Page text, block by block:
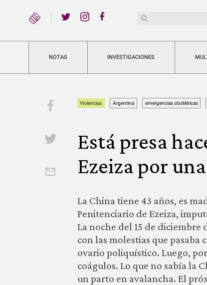
YouTubeBuscar:
NOTAS INVESTIGACIONES
Facebook
Twitter
Email
Violencias Argentina emergencias obstétricas
Está presa
Ezeiza por
La China tiene 43 años, es
Penitenciario de Ezeiza,
La noche del 15 de
con las molestias que
ovario poliquístico. Luego,
coágulos. Lo que no sabía la
un parto en avalancha. El